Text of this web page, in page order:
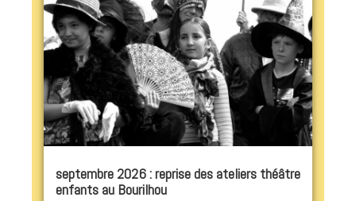
septembre 2026 : reprise des ateliers théâtre
enfants au Bourilhou